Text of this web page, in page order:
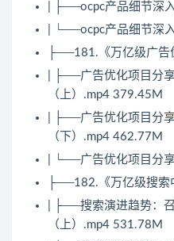
| ├──ocpc产品细节深
| └──ocpc产品细节深
├──181.《万亿级广告
| ├──广告优化项目分
（上）.mp4 379.45M
| ├──广告优化项目分
（下）.mp4 462.77M
| └──广告优化项目分
├──182.《万亿级搜索
| ├──搜索演进趋势：
（上）.mp4 531.78M